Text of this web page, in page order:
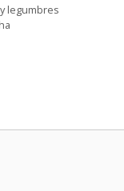
legumbres